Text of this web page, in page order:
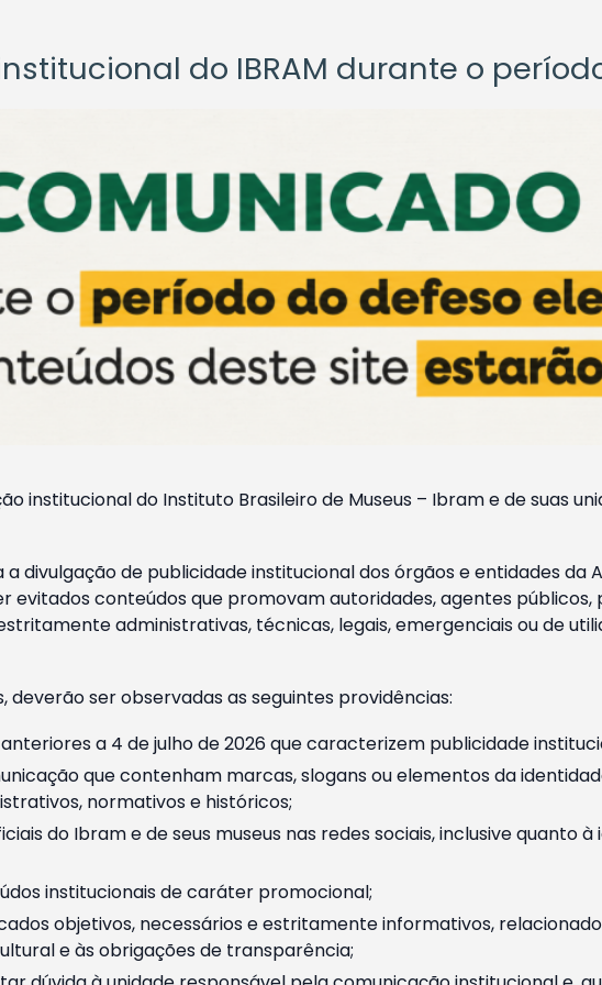
do IBRAM durante o
institucional do Instituto Brasileiro de Museus – Ibram e de suas
divulgação de publicidade institucional dos órgãos e entidades da
evitados conteúdos que promovam autoridades, agentes
administrativas, técnicas, legais, emergenciais ou de
deverão ser observadas as seguintes providências:
a 4 de julho de 2026 que caracterizem publicidade
que contenham marcas, slogans ou elementos da
normativos e históricos;
do Ibram e de seus museus nas redes sociais, inclusive quanto
institucionais de caráter promocional;
objetivos, necessários e estritamente informativos,
e às obrigações de transparência;